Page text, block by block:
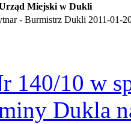
Miejski w Dukli
- Burmistrz Dukli 2011-01-
140/10 w
Dukla